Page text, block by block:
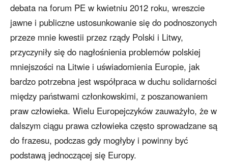
debata na forum PE w kwietniu 2012 roku, wreszcie
jawne i publiczne ustosunkowanie się do podnoszonych
przeze mnie kwestii przez rządy Polski i Litwy,
przyczyniły się do nagłośnienia problemów polskiej
mniejszości na Litwie i uświadomienia Europie, jak
bardzo potrzebna jest współpraca w duchu solidarności
między państwami członkowskimi, z poszanowaniem
praw człowieka. Wielu Europejczyków zauważyło, że w
dalszym ciągu prawa człowieka często sprowadzane są
do frazesu, podczas gdy mogłyby i powinny być
podstawą jednoczącej się Europy.